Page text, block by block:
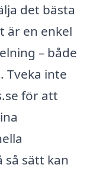
det bästa
är en enkel
– både
Tveka inte
för att
sätt kan